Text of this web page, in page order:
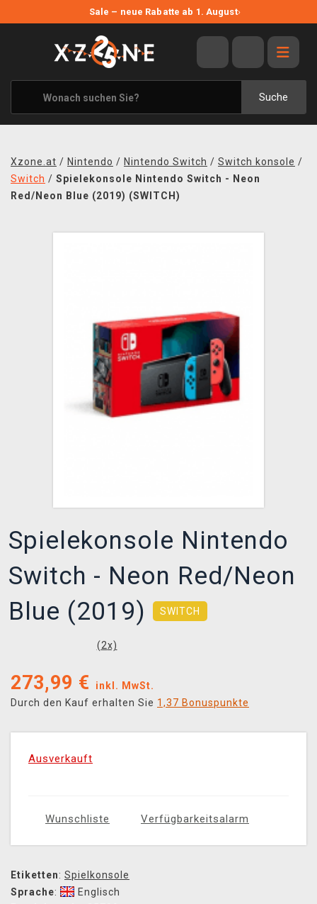
Sale – neue Rabatte ab 1. August›
Suche
ANGEBOTE
ALLE MARKEN
XZONE ORIGINALS
KLEIDUNG & ACCESSOIRES
BÜCHER & COMICS
Xzone.at / Nintendo / Nintendo Switch / Switch konsole /
Switch / Spielekonsole Nintendo Switch - Neon
Red/Neon Blue (2019) (SWITCH)
Spielekonsole Nintendo
Switch - Neon Red/Neon
Blue (2019)
SWITCH
(2x)
273,99 €
inkl. MwSt.
Durch den Kauf erhalten Sie 1,37 Bonuspunkte
Ausverkauft
Wunschliste Verfügbarkeitsalarm
Etiketten: Spielkonsole
Sprache:
Englisch